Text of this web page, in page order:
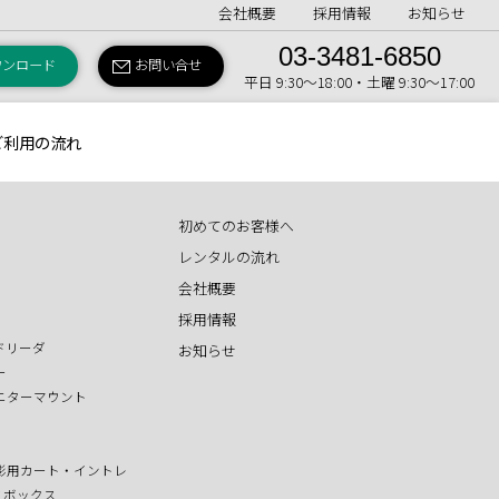
会社概要 採用情報 お知らせ
ロード お問い合せ 03-3481-6850
平日 9:30〜18:00・土曜 9:30〜17:00
利用の流れ
リーダ
ターマウント
用カート・イントレ
ックス
初めてのお客様へ
レンタルの流れ
会社概要
採用情報
お知らせ